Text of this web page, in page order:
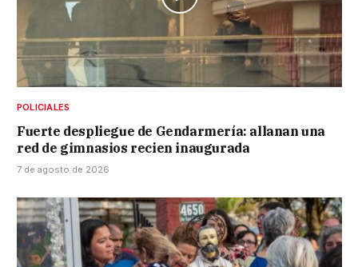
POLICIALES
Fuerte despliegue de Gendarmería: allanan una
red de gimnasios recien inaugurada
7 de agosto de 2026